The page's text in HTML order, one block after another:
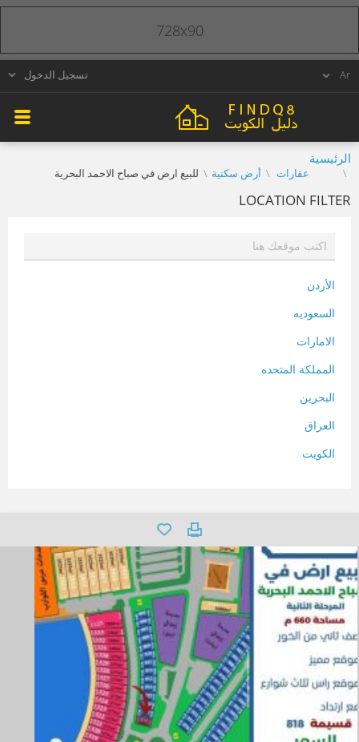
تسجيل الدخول
الرئيسية
عقارات أرض سكنية للبيع ارض في صباح الاحمد البحرية
LOCATION FILTER
الأردن
السعوديه
الامارات
المملكة المتحده
البحرين
العراق
الكويت
فلسطين
قطر
سوريا
تركيا
728x90